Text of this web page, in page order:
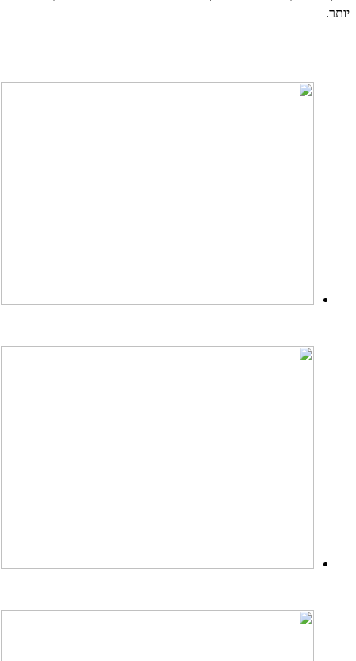
יותר.